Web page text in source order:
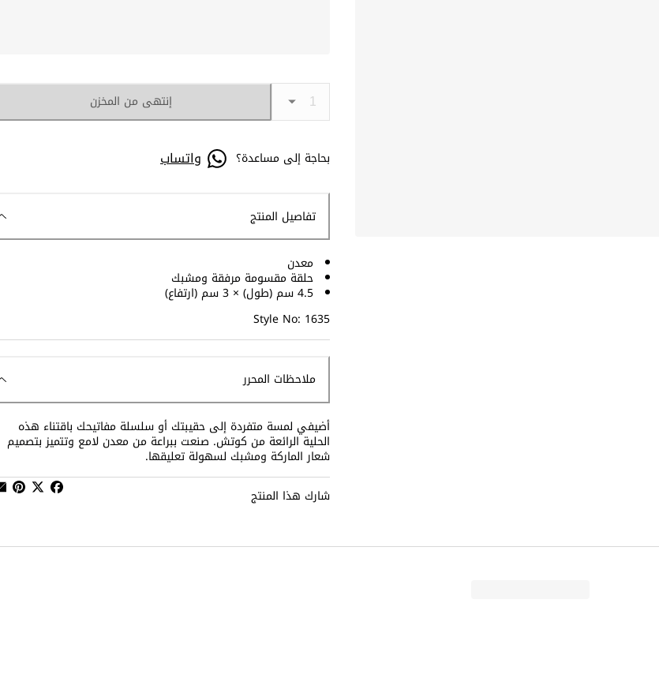
إنتهى من المخزن
بحاجة إلى مساعدة؟ واتساب
تفاصيل المنتج
معدن
حلقة مقسومة مرفقة ومشبك
4.5 سم (طول) × 3 سم (ارتفاع)
Style No: 1635
ملاحظات المحرر
أضيفي لمسة متفردة إلى حقيبتك أو سلسلة مفاتيحك باقتناء هذه
الحلية الرائعة من كوتش. صنعت ببراعة من معدن لامع وتتميز بتصميم
شعار الماركة ومشبك لسهولة تعليقها.
شارك هذا المنتج